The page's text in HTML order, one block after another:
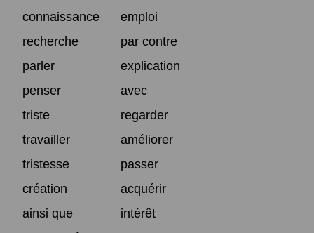
connaissance
emploi
recherche
par contre
parler
explication
penser
avec
triste
regarder
travailler
améliorer
tristesse
passer
création
acquérir
ainsi que
intérêt